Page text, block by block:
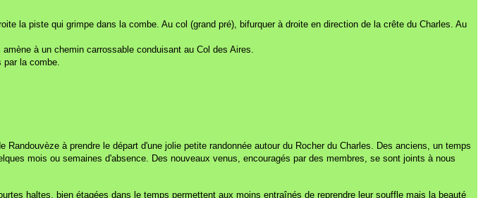
la piste qui grimpe dans la combe. Au col (grand pré), bifurquer à droite en direction de la crête du Charles. Au
à un chemin carrossable conduisant au Col des Aires.
par la combe.
à prendre le départ d'une jolie petite randonnée autour du Rocher du Charles. Des anciens, un temps
mois ou semaines d'absence. Des nouveaux venus, encouragés par des membres, se sont joints à nous
haltes, bien étagées dans le temps permettent aux moins entraînés de reprendre leur souffle mais la beauté